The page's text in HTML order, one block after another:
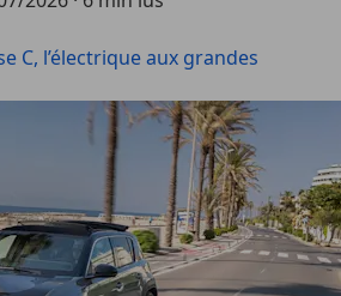
C, l’électrique aux grandes